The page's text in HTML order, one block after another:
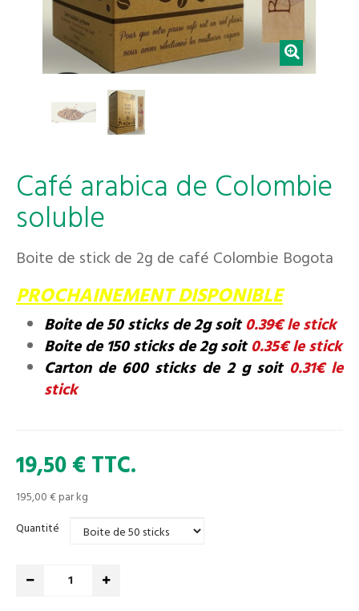
Café arabica de Colombie
soluble
Boite de stick de 2g de café Colombie Bogota
PROCHAINEMENT DISPONIBLE
Boite de50 sticks de 2g soit0.39€ le stick
Boite de150 sticks de 2g soit0.35€ le stick
Carton de 600 sticks de 2 g soit 0.31€ le
stick
19,50 € TTC.
195,00 €par kg
Quantité